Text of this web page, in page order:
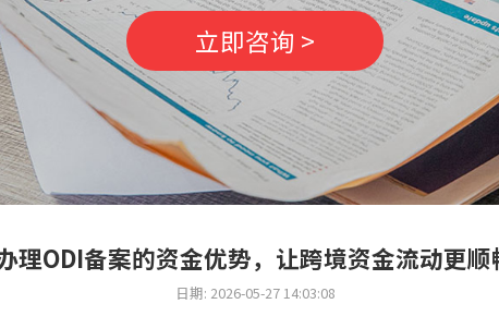
立即咨询 >
理ODI备案的资金优势，让跨境资金流动更顺
日期: 2026-05-27 14:03:08